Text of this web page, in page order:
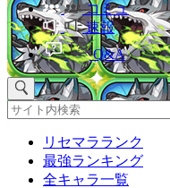
コミュ
速報
Q&A
リセマラランク
最強ランキング
全キャラ一覧